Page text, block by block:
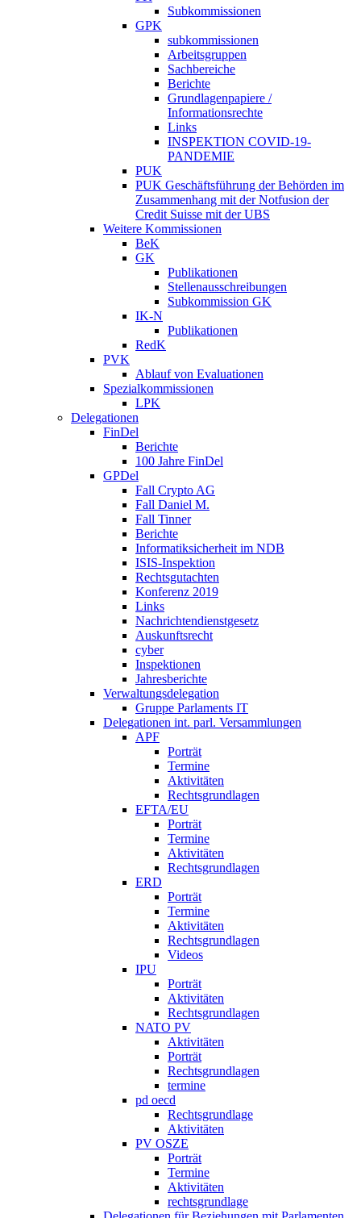
Subkommissionen
GPK
subkommissionen
Arbeitsgruppen
Sachbereiche
Berichte
Grundlagenpapiere /
Informationsrechte
Links
INSPEKTION COVID-19-
PANDEMIE
PUK
PUK Geschäftsführung der Behörden im
Zusammenhang mit der Notfusion der
Credit Suisse mit der UBS
Weitere Kommissionen
BeK
GK
Publikationen
Stellenausschreibungen
Subkommission GK
IK-N
Publikationen
RedK
PVK
Ablauf von Evaluationen
Spezialkommissionen
LPK
Delegationen
FinDel
Berichte
100 Jahre FinDel
GPDel
Fall Crypto AG
Fall Daniel M.
Fall Tinner
Berichte
Informatiksicherheit ­im NDB
ISIS-Inspektion
Rechtsgutachten
Konferenz 2019
Links
Nachrichtendienstgesetz
Auskunftsrecht
cyber
Inspektionen
Jahresberichte
Verwaltungsdelegation
Gruppe Parlaments IT
Delegationen int. parl. Versammlungen
APF
Porträt
Termine
Aktivitäten
Rechtsgrundlagen
EFTA/EU
Porträt
Termine
Aktivitäten
Rechtsgrundlagen
ERD
Porträt
Termine
Aktivitäten
Rechtsgrundlagen
Videos
IPU
Porträt
Aktivitäten
Rechtsgrundlagen
NATO PV
Aktivitäten
Porträt
Rechtsgrundlagen
termine
pd oecd
Rechtsgrundlage
Aktivitäten
PV OSZE
Porträt
Termine
Aktivitäten
rechtsgrundlage